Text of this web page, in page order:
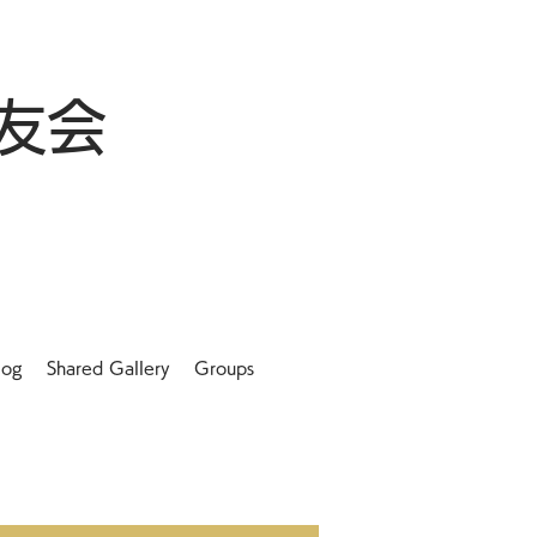
会
Shared Gallery Groups